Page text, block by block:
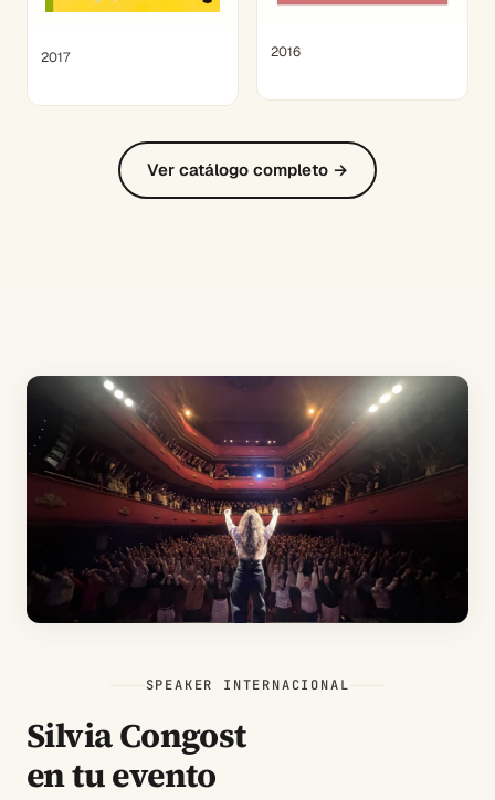
2017 2016
Ver catálogo completo →
SPEAKER INTERNACIONAL
Silvia Congost
en tu evento